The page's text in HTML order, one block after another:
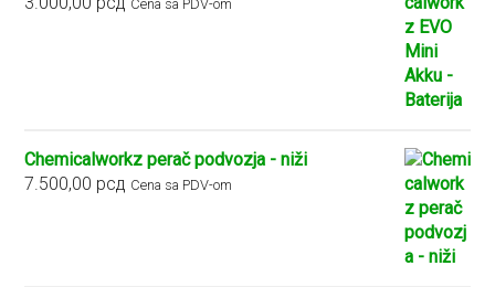
Cena sa PDV-om
Chemicalworkz perač podvozja - niži
7.500,00 рсд Cena sa PDV-om